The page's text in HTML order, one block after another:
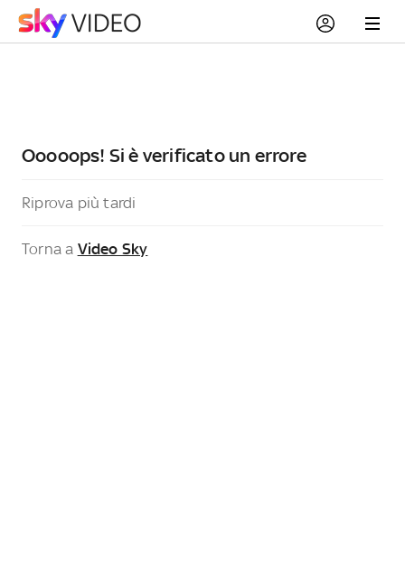
Ooooops! Si è verificato un errore
Riprova più tardi
Torna a Video Sky